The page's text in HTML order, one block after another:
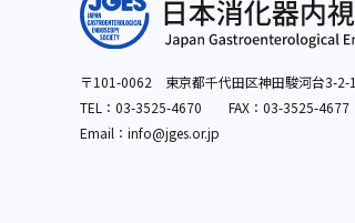
〒101-0062 東京都千代田区神田駿河台3-2-1
TEL： 03-3525-4670 FAX：03-3525-4677
Email：info@jges.or.jp